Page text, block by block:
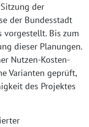
der
der Bundesstadt
vorgestellt. Bis zum
dieser Planungen.
Nutzen-Kosten-
Varianten geprüft,
des Projektes